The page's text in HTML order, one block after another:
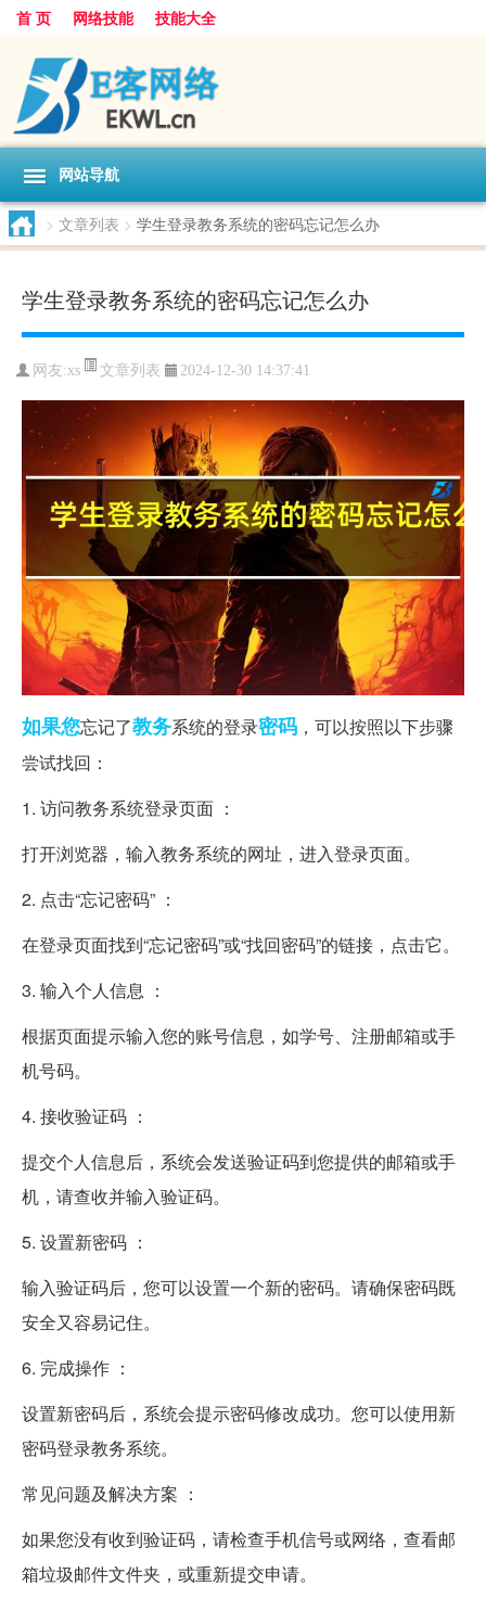
首 页 网络技能 技能大全
网站导航
> 文章列表 > 学生登录教务系统的密码忘记怎么办
学生登录教务系统的密码忘记怎么办
网友:xs 文章列表 2024-12-30 14:37:41
如果您忘记了教务系统的登录密码 ，可以按照以下步骤
尝试找回：
1. 访问教务系统登录页面 ：
打开浏览器，输入教务系统的网址，进入登录页面。
2. 点击“忘记密码” ：
在登录页面找到“忘记密码”或“找回密码”的链接，点击它。
3. 输入个人信息 ：
根据页面提示输入您的账号信息，如学号、注册邮箱或手
机号码。
4. 接收验证码 ：
提交个人信息后，系统会发送验证码到您提供的邮箱或手
机，请查收并输入验证码。
5. 设置新密码 ：
输入验证码后，您可以设置一个新的密码。请确保密码既
安全又容易记住。
6. 完成操作 ：
设置新密码后，系统会提示密码修改成功。您可以使用新
密码登录教务系统。
常见问题及解决方案 ：
如果您没有收到验证码，请检查手机信号或网络，查看邮
箱垃圾邮件文件夹，或重新提交申请。